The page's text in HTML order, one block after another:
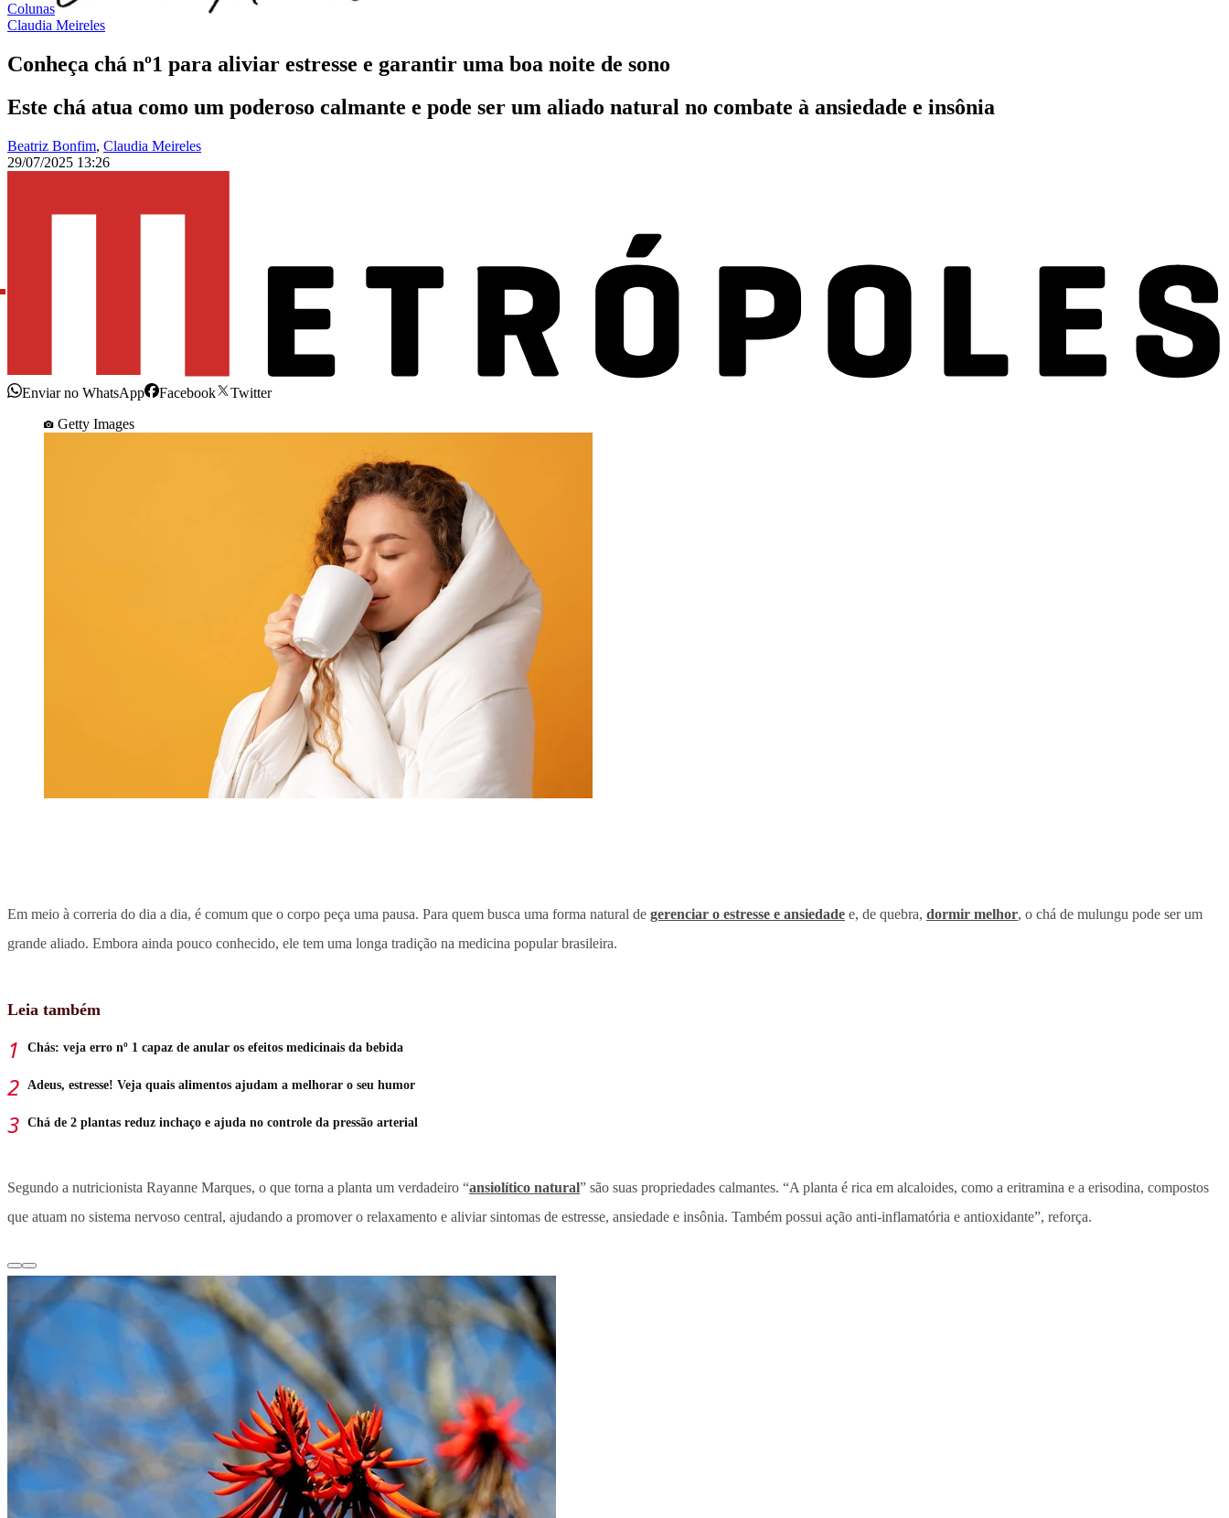
Colunas
Claudia Meireles
Conheça chá nº1 para aliviar estresse e garantir uma boa noite de sono
Este chá atua como um poderoso calmante e pode ser um aliado natural no combate à ansiedade e insônia
Beatriz Bonfim, Claudia Meireles
29/07/2025 13:26
Enviar no WhatsApp Facebook
Twitter
Getty Images
Em meio à correria do dia a dia, é comum que o corpo peça uma pausa. Para quem busca uma forma natural de gerenciar o estresse e ansiedade e, de quebra, dormir melhor, o chá de mulungu pode ser um
grande aliado. Embora ainda pouco conhecido, ele tem uma longa tradição na medicina popular brasileira.
Leia também
Chás: veja erro nº 1 capaz de anular os efeitos medicinais da bebida
Adeus, estresse! Veja quais alimentos ajudam a melhorar o seu humor
Chá de 2 plantas reduz inchaço e ajuda no controle da pressão arterial
Segundo a nutricionista Rayanne Marques, o que torna a planta um verdadeiro “ansiolítico natural” são suas propriedades calmantes. “A planta é rica em alcaloides, como a eritramina e a erisodina, compostos
que atuam no sistema nervoso central, ajudando a promover o relaxamento e aliviar sintomas de estresse, ansiedade e insônia. Também possui ação anti-inflamatória e antioxidante”, reforça.